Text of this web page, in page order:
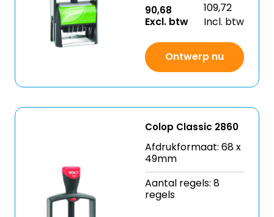
90,68
Excl. btw
109,72
Incl. btw
Ontwerp nu
Colop Classic 2860
Afdrukformaat: 68 x
49mm
Aantal regels: 8
regels